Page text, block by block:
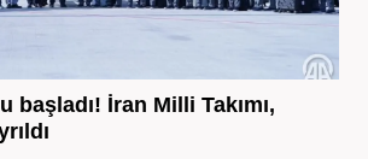
başladı! İran Milli Takımı,